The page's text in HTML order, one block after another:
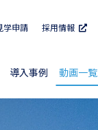
学申請 採用情報
導入事例 動画一覧